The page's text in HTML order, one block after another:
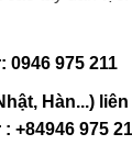
0946 975 211
Hàn...) liên
+84946 975